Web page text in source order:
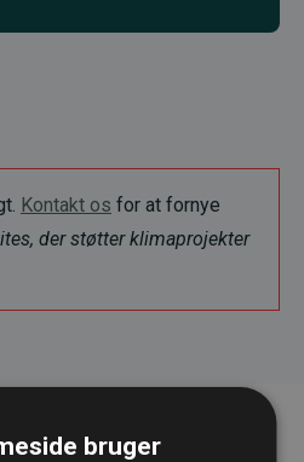
Kontakt os for at fornye
der støtter klimaprojekter
bruger